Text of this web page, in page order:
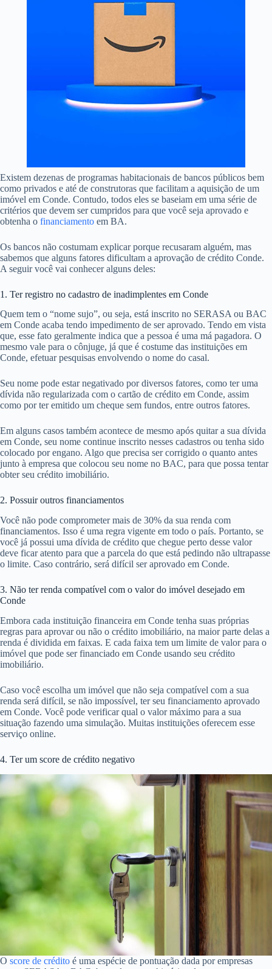
Existem dezenas de programas habitacionais de bancos públicos bem
como privados e até de construtoras que facilitam a aquisição de um
imóvel em Conde. Contudo, todos eles se baseiam em uma série de
critérios que devem ser cumpridos para que você seja aprovado e
obtenha o financiamento em BA.
Os bancos não costumam explicar porque recusaram alguém, mas
sabemos que alguns fatores dificultam a aprovação de crédito Conde.
A seguir você vai conhecer alguns deles:
1. Ter registro no cadastro de inadimplentes em Conde
Quem tem o “nome sujo”, ou seja, está inscrito no SERASA ou BAC
em Conde acaba tendo impedimento de ser aprovado. Tendo em vista
que, esse fato geralmente indica que a pessoa é uma má pagadora. O
mesmo vale para o cônjuge, já que é costume das instituições em
Conde, efetuar pesquisas envolvendo o nome do casal.
Seu nome pode estar negativado por diversos fatores, como ter uma
dívida não regularizada com o cartão de crédito em Conde, assim
como por ter emitido um cheque sem fundos, entre outros fatores.
Em alguns casos também acontece de mesmo após quitar a sua dívida
em Conde, seu nome continue inscrito nesses cadastros ou tenha sido
colocado por engano. Algo que precisa ser corrigido o quanto antes
junto à empresa que colocou seu nome no BAC, para que possa tentar
obter seu crédito imobiliário.
2. Possuir outros financiamentos
Você não pode comprometer mais de 30% da sua renda com
financiamentos. Isso é uma regra vigente em todo o país. Portanto, se
você já possui uma dívida de crédito que chegue perto desse valor
deve ficar atento para que a parcela do que está pedindo não ultrapasse
o limite. Caso contrário, será difícil ser aprovado em Conde.
3. Não ter renda compatível com o valor do imóvel desejado em
Conde
Embora cada instituição financeira em Conde tenha suas próprias
regras para aprovar ou não o crédito imobiliário, na maior parte delas a
renda é dividida em faixas. E cada faixa tem um limite de valor para o
imóvel que pode ser financiado em Conde usando seu crédito
imobiliário.
Caso você escolha um imóvel que não seja compatível com a sua
renda será difícil, se não impossível, ter seu financiamento aprovado
em Conde. Você pode verificar qual o valor máximo para a sua
situação fazendo uma simulação. Muitas instituições oferecem esse
serviço online.
4. Ter um score de crédito negativo
O score de crédito é uma espécie de pontuação dada por empresas